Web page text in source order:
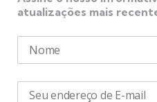
atualizações mais